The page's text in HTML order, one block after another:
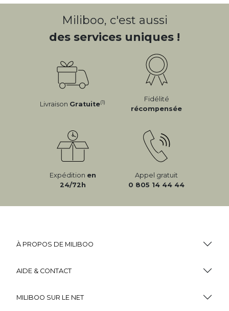
Miliboo, c'est aussi
des services uniques !
Livraison Gratuite(1)
Fidélité
récompensée
Expédition en
24/72h
Appel gratuit
0 805 14 44 44
À PROPOS DE MILIBOO
AIDE & CONTACT
MILIBOO SUR LE NET